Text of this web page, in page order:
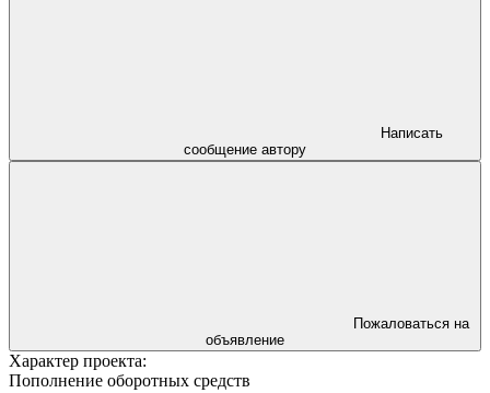
сообщение автору
объявление
Характер проекта:
Пополнение оборотных средств